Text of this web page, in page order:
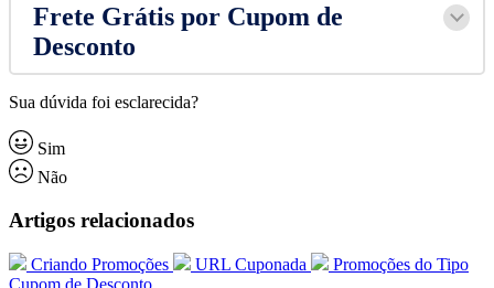
Frete Grátis por Cupom de
Desconto
Sua dúvida foi esclarecida?
Sim
Não
Artigos relacionados
Criando Promoções URL Cuponada
Promoções do Tipo